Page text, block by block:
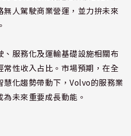
無人駕駛商業營運，並力拚未來
、服務化及運輸基礎設施相關布
常性收入占比。市場預期，在全
慧化趨勢帶動下，Volvo的服務業
未來重要成長動能。